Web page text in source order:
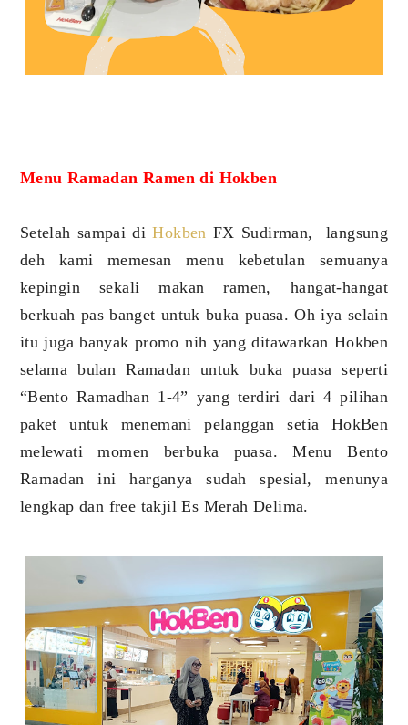
Menu Ramadan Ramen di Hokben
Setelah sampai diHokben FX Sudirman, langsung
deh kami memesan menu kebetulan semuanya
kepingin sekali makan ramen, hangat-hangat
berkuah pas banget untuk buka puasa. Oh iya selain
itu juga banyak promo nih yang ditawarkan Hokben
selama bulan Ramadan untuk buka puasa seperti
“Bento Ramadhan 1-4” yang terdiri dari 4 pilihan
paket untuk menemani pelanggan setia HokBen
melewati momen berbuka puasa. Menu Bento
Ramadan ini harganya sudah spesial, menunya
lengkap dan free takjil Es Merah Delima.